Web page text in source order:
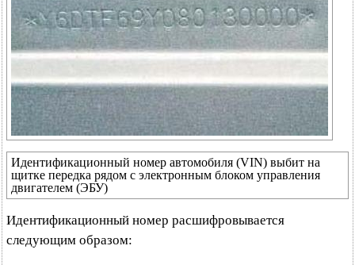
Идентификационный номер автомобиля (VIN) выбит на
щитке передка рядом с электронным блоком управления
двигателем (ЭБУ)
Идентификационный номер расшифровывается
следующим образом: